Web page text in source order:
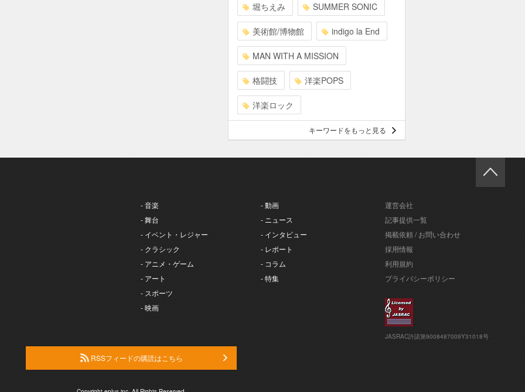
堀ちえみ SUMMER SONIC
美術館/博物館 indigo la End
MAN WITH A MISSION
格闘技 洋楽POPS
洋楽ロック
キーワードをもっと見る
- 音楽
- 舞台
- イベント・レジャー
- クラシック
- アニメ・ゲーム
- アート
- スポーツ
- 映画
- 動画
- ニュース
- インタビュー
- レポート
- コラム
- 特集
運営会社
記事提供一覧
掲載依頼 / お問い合わせ
採用情報
利用規約
プライバシーポリシー
JASRAC許諾第9008487009Y31018号
RSSフィードの購読はこちら